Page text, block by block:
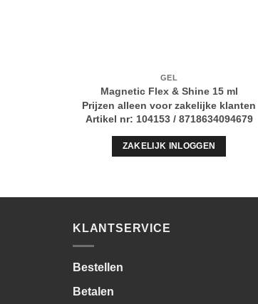
GEL
Magnetic Flex & Shine 15 ml
Prijzen alleen voor zakelijke klanten
Artikel nr: 104153 / 8718634094679
ZAKELIJK INLOGGEN
KLANTSERVICE
Bestellen
Betalen